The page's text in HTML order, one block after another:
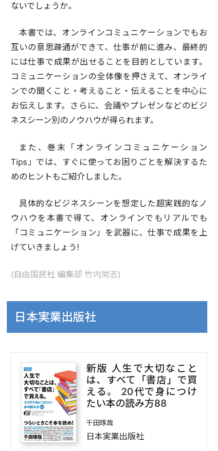
ないでしょうか。
本書では、オンラインコミュニケーションでもお
互いの意思疎通ができて、仕事が前に進み、最終的
には仕事で成果が出せることを目的としています。
コミュニケーションの全体像を押さえて、オンライ
ンでの聞くこと・考えること・伝えることを中心に
お伝えします。さらに、会議やプレゼンなどのビジ
ネスシーン別のノウハウが得られます。
また、巻末「オンラインコミュニケーション
Tips」では、すぐに使ってお困りごとを解決するた
めのヒントもご紹介しました。
具体的なビジネスシーンを想定した超実践的なノ
ウハウを本書で得て、オンラインでもリアルでも
「コミュニケーション」を武器に、仕事で成果を上
げていきましょう!
(自由国民社 編集部 竹内尚志)
日本実業出版社
新版 人生で大切なこと
は、すべて「書店」で買
える。 20代で身につけ
たい本の読み方88
千田琢哉
日本実業出版社